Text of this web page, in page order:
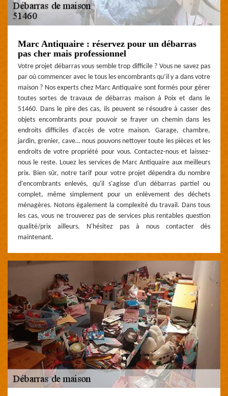
Marc Antiquaire : réservez pour un débarras
pas cher mais professionnel
Votre projet débarras vous semble trop difficile ? Vous ne savez pas
par où commencer avec le tous les encombrants qu’il y a dans votre
maison ? Nos experts chez Marc Antiquaire sont formés pour gérer
toutes sortes de travaux de débarras maison à Poix et dans le
51460. Dans le pire des cas, ils peuvent se résoudre à casser des
objets encombrants pour pouvoir se frayer un chemin dans les
endroits difficiles d'accès de votre maison. Garage, chambre,
jardin, grenier, cave… nous pouvons nettoyer toute les pièces et les
endroits de votre propriété pour vous. Contactez-nous et laissez-
nous le reste. Louez les services de Marc Antiquaire aux meilleurs
prix. Bien sûr, notre tarif pour votre projet dépendra du nombre
d'encombrants enlevés, qu'il s'agisse d'un débarras partiel ou
complet, même simplement pour un enlèvement des déchets
ménagères. Notons également la complexité du travail. Dans tous
les cas, vous ne trouverez pas de services plus rentables question
qualité/prix ailleurs. N'hésitez pas à nous contacter dès
maintenant.